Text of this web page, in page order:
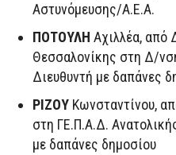
Αστυνόμευσης/Α.Ε.Α.
ΠΟΤΟΥΛΗ Αχιλλέα, από
Θεσσαλονίκης στη Δ/
Διευθυντή με δαπάνες
ΡΙΖΟΥ Κωνσταντίνου,
στη ΓΕ.Π.Α.Δ.
με δαπάνες δημοσίου